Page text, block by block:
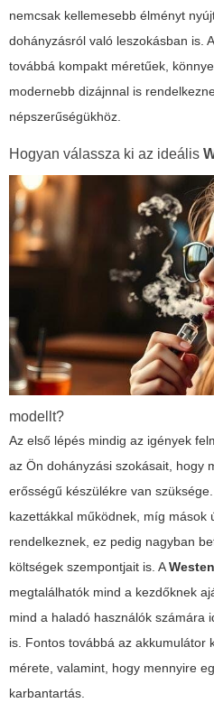
nemcsak kellemesebb élményt
dohányzásról való leszokásban is.
továbbá kompakt méretűek,
modernebb dizájnnal is
népszerűségükhöz.
Hogyan válassza ki az ideális
modellt?
Az első lépés mindig az igények
az Ön dohányzási szokásait, hogy
erősségű készülékre van
kazettákkal működnek, míg mások
rendelkeznek, ez pedig nagyban
költségek szempontjait is. A
megtalálhatók mind a kezdőknek
mind a haladó használók számára
is. Fontos továbbá az akkumulátor
mérete, valamint, hogy mennyire
karbantartás.